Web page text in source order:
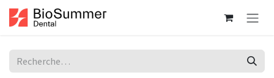
Se rendre au contenu